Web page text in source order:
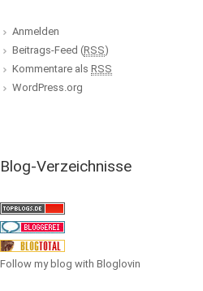
Anmelden
Beitrags-Feed (RSS)
Kommentare als RSS
WordPress.org
Blog-Verzeichnisse
Follow my blog with Bloglovin